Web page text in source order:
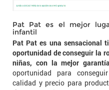
Pat Pat es el mejor
infantil
Pat Pat es una sensacional
oportunidad de conseguir la
niñas, con la mejor
oportunidad para
calidad y precio para